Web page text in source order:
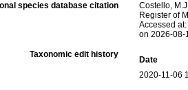
species database citation
Costello,
Register of
Accessed
on 2026-08-
Taxonomic edit history
Date
2020-11-06